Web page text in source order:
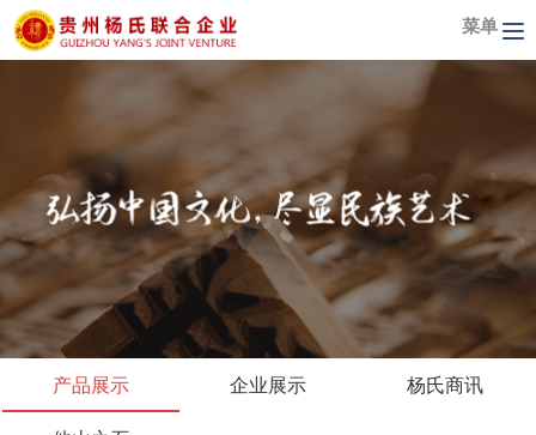
菜单
产品展示 企业展示 杨氏商讯